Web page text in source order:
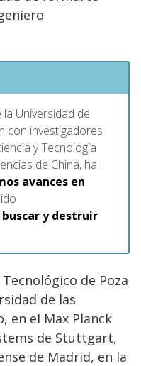
Universidad de
con investigadores
y Tecnología
de China, ha
avances en
y destruir
de Poza
de las
en el Max Planck
de Stuttgart,
de Madrid, en la